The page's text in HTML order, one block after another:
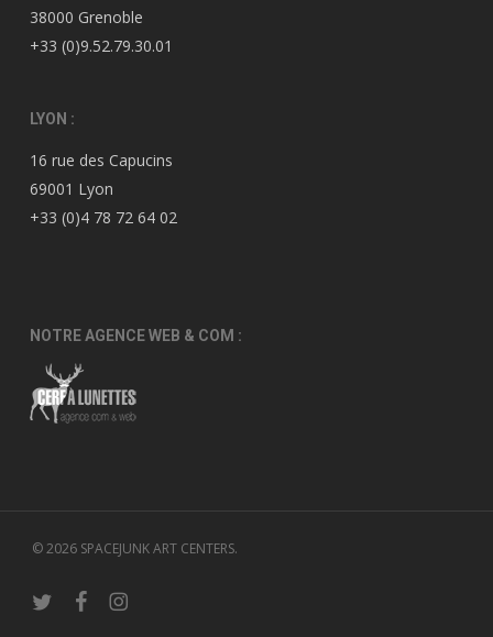
38000 Grenoble
+33 (0)9.52.79.30.01
LYON :
16 rue des Capucins
69001 Lyon
+33 (0)4 78 72 64 02
NOTRE AGENCE WEB & COM :
© 2026 SPACEJUNK ART CENTERS.
twitter facebookinstagram